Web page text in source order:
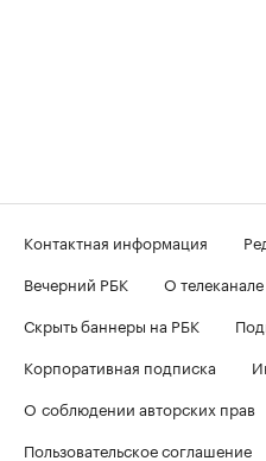
Контактная информация
Вечерний РБК
О телеканале
Скрыть баннеры на РБК
Корпоративная подписка
О соблюдении авторских прав
Пользовательское соглашение